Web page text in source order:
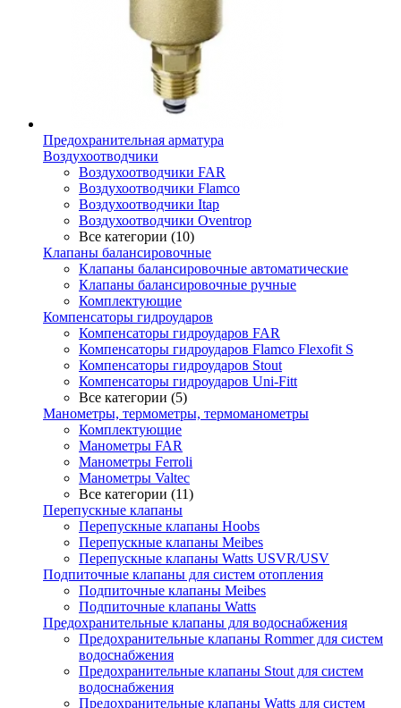
Предохранительная арматура
Воздухоотводчики
Воздухоотводчики FAR
Воздухоотводчики Flamco
Воздухоотводчики Itap
Воздухоотводчики Oventrop
Все категории (10)
Клапаны балансировочные
Клапаны балансировочные автоматические
Клапаны балансировочные ручные
Комплектующие
Компенсаторы гидроударов
Компенсаторы гидроударов FAR
Компенсаторы гидроударов Flamco Flexofit S
Компенсаторы гидроударов Stout
Компенсаторы гидроударов Uni-Fitt
Все категории (5)
Манометры, термометры, термоманометры
Комплектующие
Манометры FAR
Манометры Ferroli
Манометры Valtec
Все категории (11)
Перепускные клапаны
Перепускные клапаны Hoobs
Перепускные клапаны Meibes
Перепускные клапаны Watts USVR/USV
Подпиточные клапаны для систем отопления
Подпиточные клапаны Meibes
Подпиточные клапаны Watts
Предохранительные клапаны для водоснабжения
Предохранительные клапаны Rommer для систем
водоснабжения
Предохранительные клапаны Stout для систем
водоснабжения
Предохранительные клапаны Watts для систем